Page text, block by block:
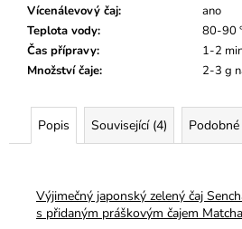
Vícenálevový čaj:
ano
Teplota vody:
80-90
Čas přípravy:
1-2
Množství čaje: 2-3 g
Popis Související (4) Podobné
Výjimečný japonský zelený čaj
s přidaným práškovým čajem